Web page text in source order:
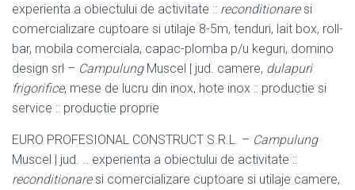
experienta a obiectului de activitate :: reconditionaresi
comercializare cuptoare si utilaje 8-5m, tenduri, lait box, roll-
bar, mobila comerciala, capac-plomba p/u keguri, domino
design srl – CampulungMuscel | jud. camere, dulapuri
frigorifice, mese de lucru din inox, hote inox :: productie si
service :: productie proprie
EURO PROFESIONAL CONSTRUCT S.R.L. – Campulung
Muscel | jud. .. experienta a obiectului de activitate ::
reconditionaresi comercializare cuptoare si utilaje camere,